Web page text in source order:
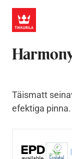
Täismatt
efektiga pinna.